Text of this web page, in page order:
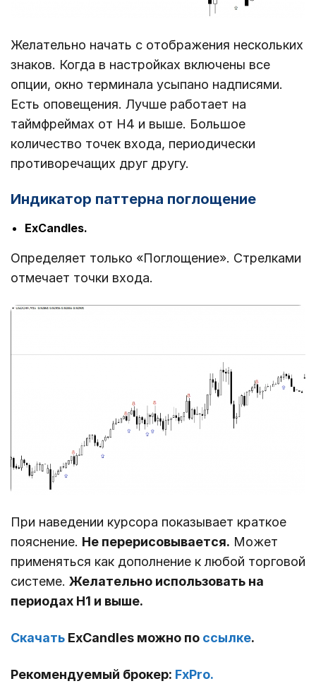
Желательно начать с отображения нескольких
знаков. Когда в настройках включены все
опции, окно терминала усыпано надписями.
Есть оповещения. Лучше работает на
таймфреймах от Н4 и выше. Большое
количество точек входа, периодически
противоречащих друг другу.
Индикатор паттерна поглощение
ExCandles.
Определяет только «Поглощение». Стрелками
отмечает точки входа.
При наведении курсора показывает краткое
пояснение. Не перерисовывается. Может
применяться как дополнение к любой торговой
системе. Желательно использовать на
периодах Н1 и выше.
Скачать ExCandles можно по ссылке.
Рекомендуемый брокер: FxPro.